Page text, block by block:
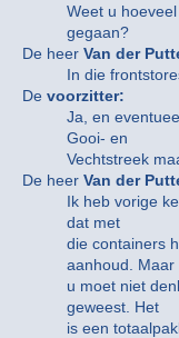
Weet u
gegaan?
De heer Van der
In die
De voorzitter:
Ja, en
Gooi- en
Vechtstreek
De heer Van der
Ik heb vorige
dat met
die containers
aanhoud. Maar
u moet niet
geweest. Het
is een